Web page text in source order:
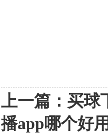
上一篇： 买球
播app哪个好